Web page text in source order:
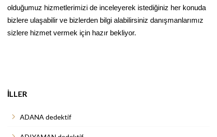
olduğumuz hizmetlerimizi de inceleyerek istediğiniz her konuda
bizlere ulaşabilir ve bizlerden bilgi alabilirsiniz danışmanlarımız
sizlere hizmet vermek için hazır bekliyor.
İLLER
ADANA dedektif